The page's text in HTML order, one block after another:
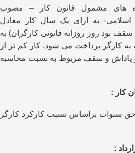
های مشمول قانون کار – مصوب
اسلامی- به ازای یک سال کار معادل
نود روز روزانه قانونی کارگران) به
به کارگر پرداخت می شود. کار کم تر از
پاداش و سقف مربوط به نسبت محاسبه
حق سنوات براساس نسبت کارکرد کارگر